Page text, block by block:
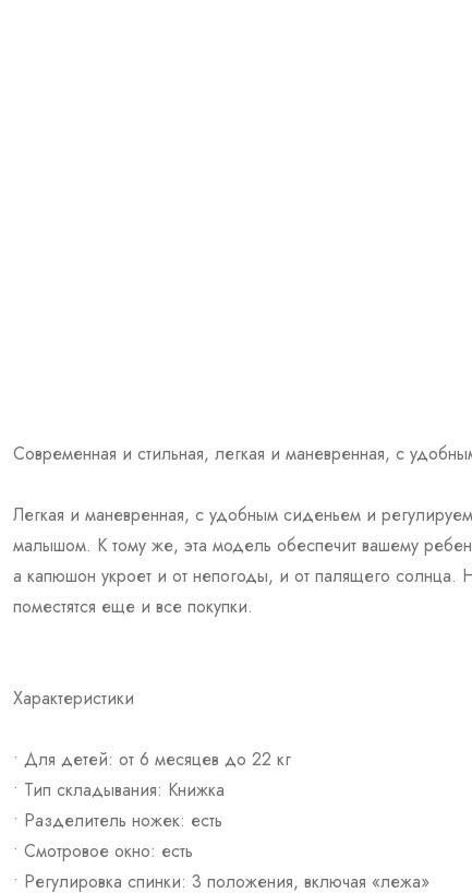
Современная и стильная, легкая и маневренная, с
Легкая и маневренная, с удобным сиденьем и
малышом. К тому же, эта модель обеспечит вашему
а капюшон укроет и от непогоды, и от палящего солнца.
поместятся еще и все покупки.
Характеристики
• Для детей: от 6 месяцев до 22 кг
• Тип складывания: Книжка
• Разделитель ножек: есть
• Смотровое окно: есть
• Регулировка спинки: 3 положения, включая «лежа»